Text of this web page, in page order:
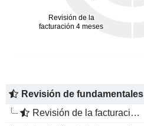
Revisión de fundamentales
Revisión de la facturación 1 año